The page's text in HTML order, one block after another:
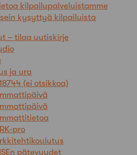
kilpailupalveluistamme
kysyttyä kilpailuista
– tilaa uutiskirje
ja ura
(ei otsikkoa)
pro
pätevyydet